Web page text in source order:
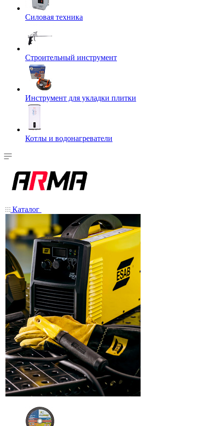
Силовая техника
Строительный инструмент
Инструмент для укладки плитки
Котлы и водонагреватели
Каталог